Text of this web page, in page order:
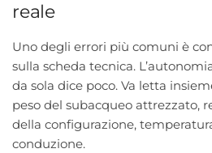
reale
Uno degli errori più comuni è
sulla scheda tecnica.
da sola dice poco. Va letta
peso del subacqueo attrezzato,
della configurazione,
conduzione.